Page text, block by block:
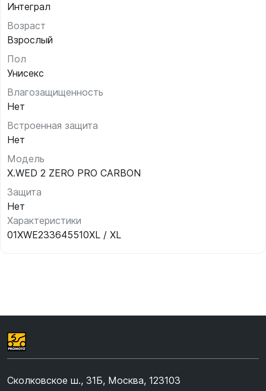
Интеграл
Возраст
Взрослый
Пол
Унисекс
Влагозащищенность
Нет
Встроенная защита
Нет
Модель
X.WED 2 ZERO PRO CARBON
Защита
Нет
Характеристики
01XWE233645510XL / XL
Сколковское ш., 31Б, Москва, 123103